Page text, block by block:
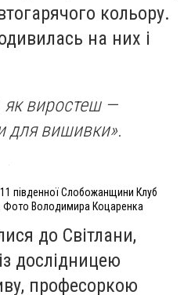
кольору.
на них і
як виростеш —
для вишивки».
південної Слобожанщини Клуб
Фото Володимира Коцаренка
до Світлани,
дослідницею
професоркою